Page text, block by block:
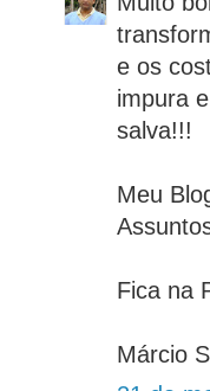
e os
impura
salva!!!
Meu
Fica na
Márcio